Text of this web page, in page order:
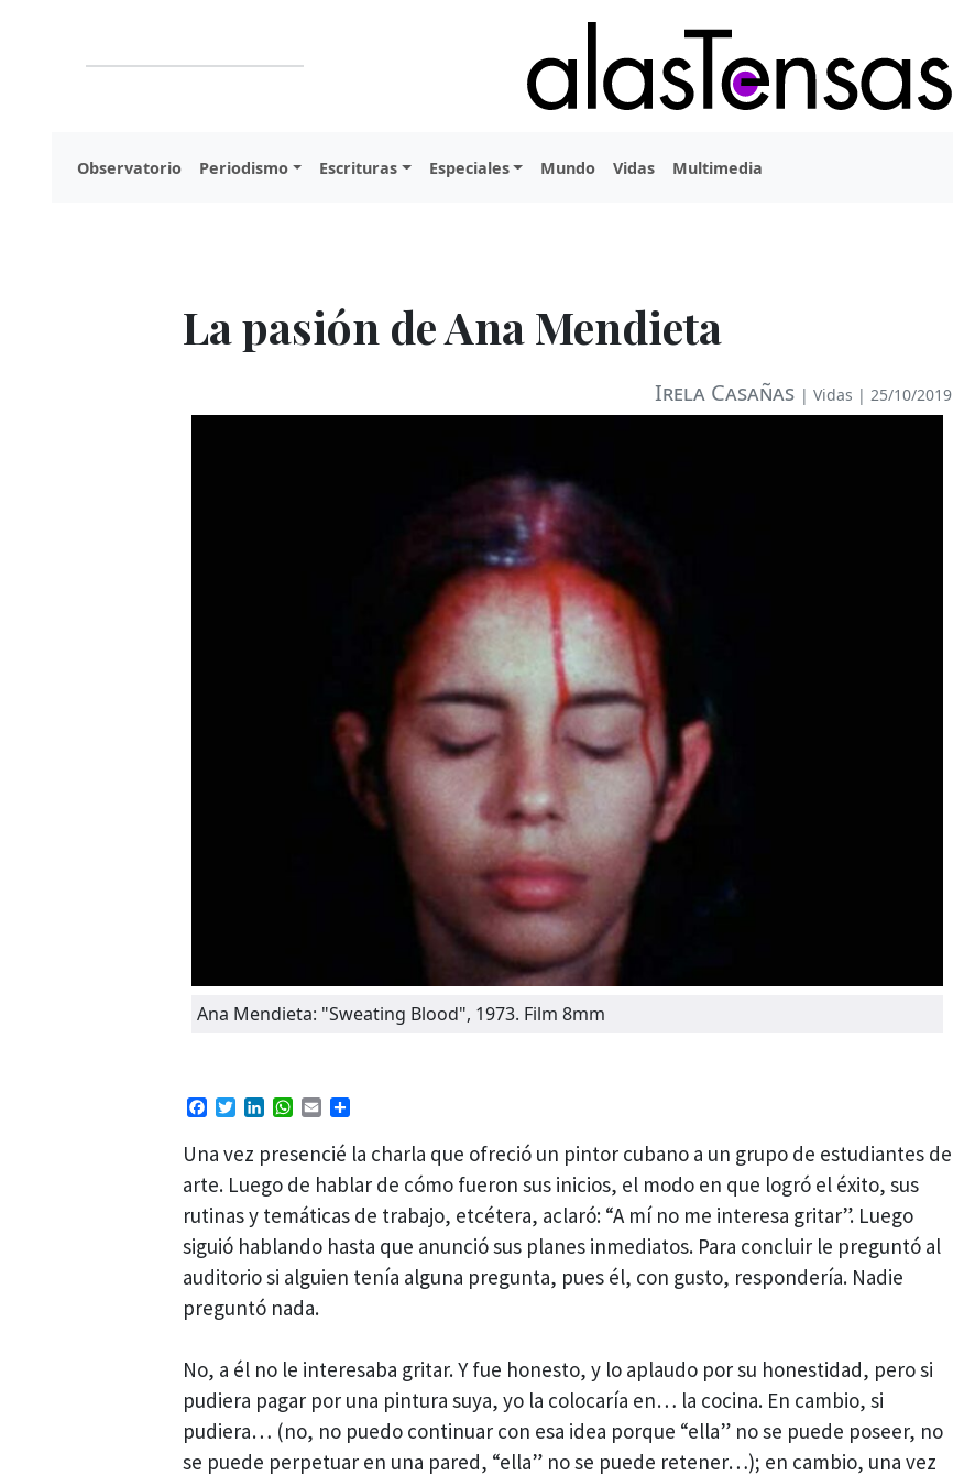
Observatorio Periodismo Escrituras Especiales Mundo Vidas Multimedia
La pasión de Ana Mendieta
Irela Casañas |Vidas | 25/10/2019
Ana Mendieta: "Sweating Blood", 1973. Film 8mm
Facebook
TwitterLinkedIn
WhatsApp
Email
Una vez presencié la charla que ofreció un pintor cubano a un grupo de estudiantes de
arte. Luego de hablar de cómo fueron sus inicios, el modo en que logró el éxito, sus
rutinas y temáticas de trabajo, etcétera, aclaró: “A mí no me interesa gritar”. Luego
siguió hablando hasta que anunció sus planes inmediatos. Para concluir le preguntó al
auditorio si alguien tenía alguna pregunta, pues él, con gusto, respondería. Nadie
preguntó nada.
No, a él no le interesaba gritar. Y fue honesto, y lo aplaudo por su honestidad, pero si
pudiera pagar por una pintura suya, yo la colocaría en… la cocina. En cambio, si
pudiera… (no, no puedo continuar con esa idea porque “ella” no se puede poseer, no
se puede perpetuar en una pared, “ella” no se puede retener…); en cambio, una vez